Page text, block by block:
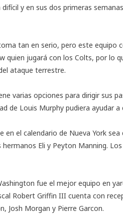
y en sus dos primeras
tan en serio, pero este equipo
quien jugará con los Colts, por lo
ataque terrestre.
varias opciones para dirigir sus
de Louis Murphy pudiera ayudar
en el calendario de Nueva York
Eli y Peyton Manning.
fue el mejor equipo en
Robert Griffin III cuenta con
Josh Morgan y Pierre Garcon.